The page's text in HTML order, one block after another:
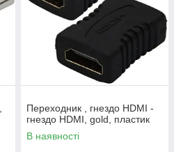
Переходник , гнездо HDMI -
гнездо HDMI, gold, пластик
В наявності